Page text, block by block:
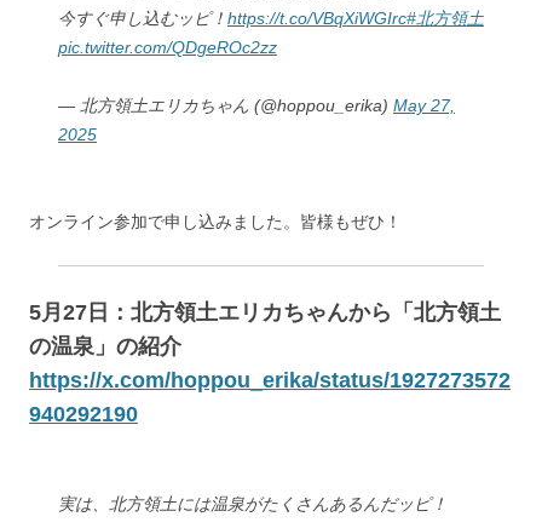
今すぐ申し込むッピ！ https://t.co/VBqXiWGIrc#北方領土
pic.twitter.com/QDgeROc2zz
— 北方領土エリカちゃん (@hoppou_erika) May 27,
2025
オンライン参加で申し込みました。皆様もぜひ！
5月27日：北方領土エリカちゃんから「北方領土
の温泉」の紹介
https://x.com/hoppou_erika/status/1927273572
940292190
実は、北方領土には温泉がたくさんあるんだッピ！